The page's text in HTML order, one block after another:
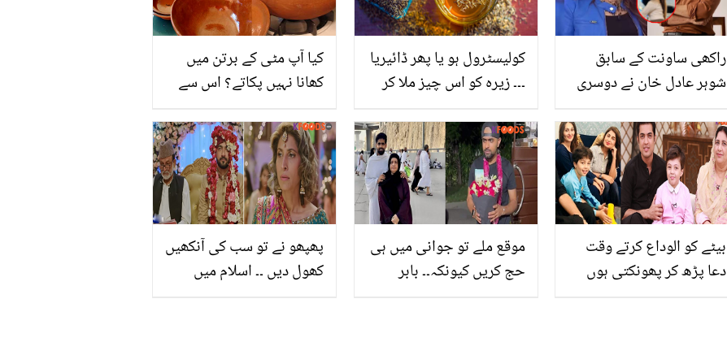
کیا آپ مٹی کے برتن میں
کھانا نہیں پکاتے؟ اس سے
ساتھ ہی یہ 4 فائدے بھی
حاصل ہوتے ہیں
کولیسٹرول ہو یا پھر ڈائیریا
۔۔۔ زیرہ کو اس چیز ملا کر
چھٹکارے میں مدد حاصل
کریں
راکھی ساونت کے سابق
شوہر عادل خان نے دوسری
باس کا حصہ رہ چکی ہیں،
دیکھیئے
پھپھو نے تو سب کی آنکھیں
کھول دیں ۔۔ اسلام میں
موقع ملے تو جوانی میں ہی
حج کریں کیونکہ۔۔ بابر
بیٹے کو الوداع کرتے وقت
دعا پڑھ کر پھونکتی ہوں